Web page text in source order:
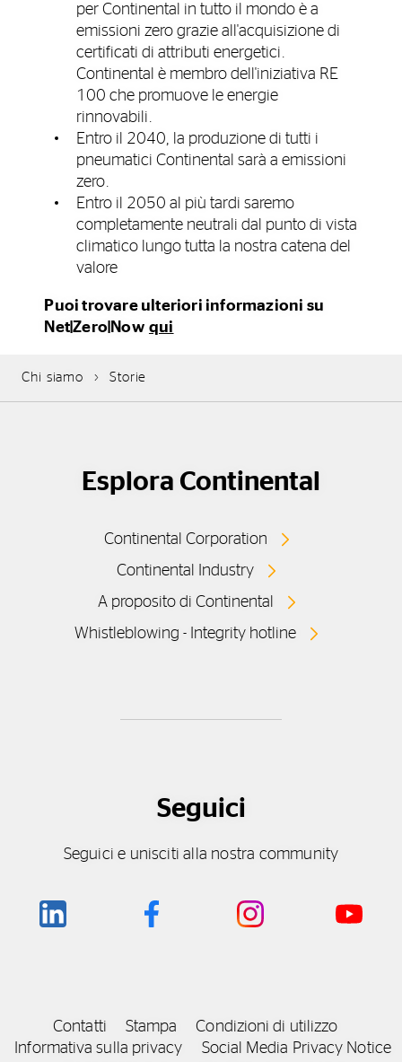
per Continental in tutto il mondo è a
emissioni zero grazie all'acquisizione di
certificati di attributi energetici.
Continental è membro dell'iniziativa RE
100 che promuove le energie
rinnovabili.
Entro il 2040, la produzione di tutti i
pneumatici Continental sarà a emissioni
zero.
Entro il 2050 al più tardi saremo
completamente neutrali dal punto di vista
climatico lungo tutta la nostra catena del
valore
Puoi trovare ulteriori informazioni su
Net|Zero|Now qui
Chi siamo Storie
Esplora Continental
Continental Corporation
Continental Industry
A proposito di Continental
Whistleblowing - Integrity hotline
Seguici
Seguici e unisciti alla nostra community
Contatti Stampa
Condizioni di utilizzo
Informativa sulla privacy
Social Media Privacy Notice